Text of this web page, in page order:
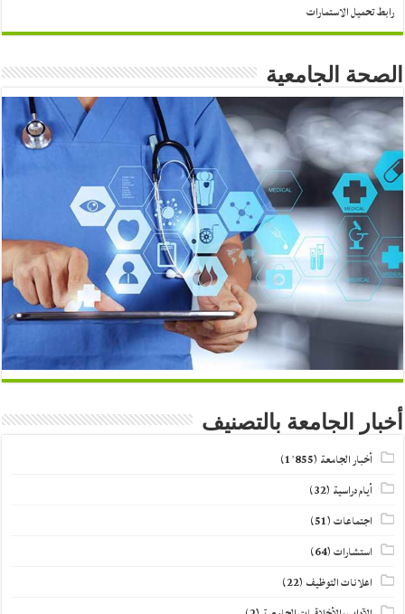
رابط تحميل الاستمارات
الصحة الجامعية
أخبار الجامعة بالتصنيف
أخبار الجامعة (1٬855)
أيام دراسية (32)
اجتماعات(51)
استشارات(64)
اعلانات التوظيف (22)